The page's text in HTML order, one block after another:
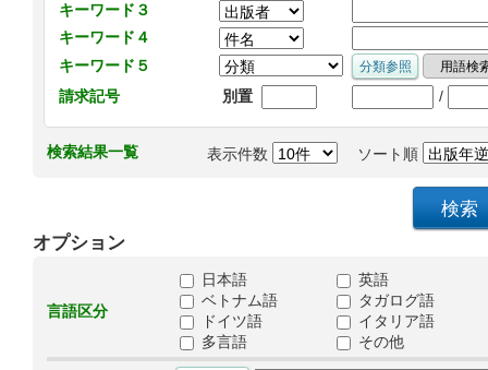
キーワード３
キーワード４
キーワード５
請求記号
別置 /
検索結果一覧 表示件数 ソート順
オプション
言語区分
日本語
英語
ベトナム語
タガログ語
ドイツ語
イタリア語
多言語
その他